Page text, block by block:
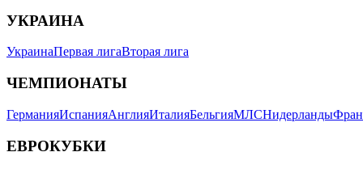
УКРАИНА
УкраинаПервая лигаВторая лига
ЧЕМПИОНАТЫ
ГерманияИспанияАнглияИталияБельгияМЛСНидерланды
ЕВРОКУБКИ